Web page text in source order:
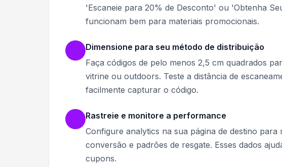
'Escaneie para 20% de Desconto' ou 'Obtenha
funcionam bem para materiais promocionais.
Dimensione para seu método de distribuição
Faça códigos de pelo menos 2,5 cm quadrados
vitrine ou outdoors. Teste a distância de
facilmente capturar o código.
Rastreie e monitore a performance
Configure analytics na sua página de destino
conversão e padrões de resgate. Esses dados
cupons.